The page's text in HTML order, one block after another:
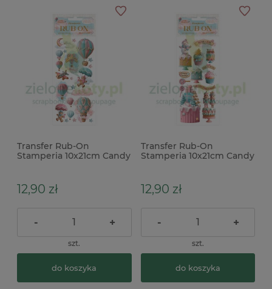
Transfer Rub-On
Stamperia 10x21cm Candy
12,90 zł
- +
szt.
do koszyka
Transfer Rub-On
Stamperia 10x21cm Candy
12,90 zł
- +
szt.
do koszyka